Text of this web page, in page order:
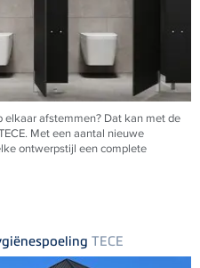
elkaar afstemmen? Dat kan met de
. Met een aantal nieuwe
ontwerpstijl een complete
TECE